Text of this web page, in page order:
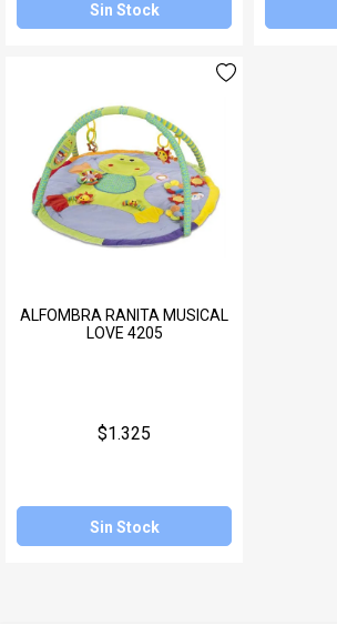
Sin Stock
ALFOMBRA RANITA MUSICAL
LOVE 4205
$1.325
Sin Stock